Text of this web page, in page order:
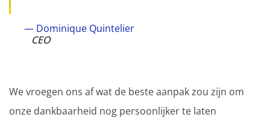
— Dominique Quintelier
CEO
We vroegen ons af wat de beste aanpak zou zijn om
onze dankbaarheid nog persoonlijker te laten